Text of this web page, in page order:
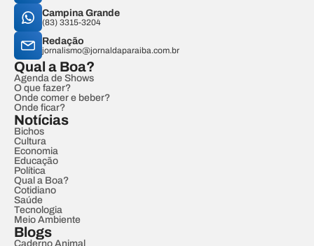
Campina Grande
(83) 3315-3204
Redação
jornalismo@jornaldaparaiba.com.br
Qual a Boa?
Agenda de Shows
O que fazer?
Onde comer e beber?
Onde ficar?
Notícias
Bichos
Cultura
Economia
Educação
Política
Qual a Boa?
Cotidiano
Saúde
Tecnologia
Meio Ambiente
Blogs
Caderno Animal